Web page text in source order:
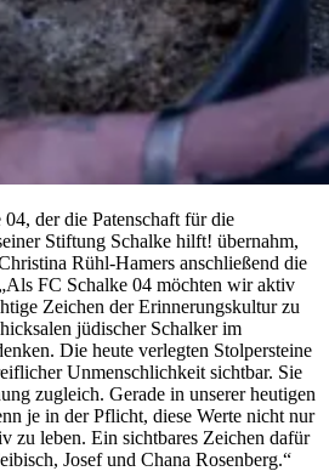
der die Patenschaft für die
Stiftung Schalke hilft! übernahm,
Rühl-Hamers anschließend die
FC Schalke 04 möchten wir aktiv
Zeichen der Erinnerungskultur zu
jüdischer Schalker im
Die heute verlegten Stolpersteine
Unmenschlichkeit sichtbar. Sie
zugleich. Gerade in unserer heutigen
je in der Pflicht, diese Werte nicht nur
zu leben. Ein sichtbares Zeichen dafür
Josef und Chana Rosenberg.“